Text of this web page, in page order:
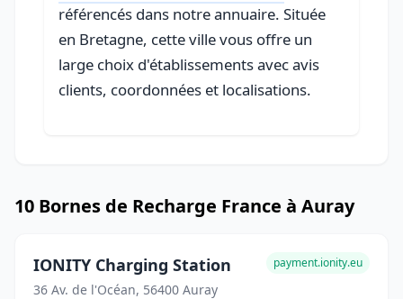
référencés dans notre annuaire. Située
en Bretagne, cette ville vous offre un
large choix d'établissements avec avis
clients, coordonnées et localisations.
10 Bornes de Recharge France à Auray
IONITY Charging Station
36 Av. de l'Océan, 56400 Auray
payment.ionity.eu